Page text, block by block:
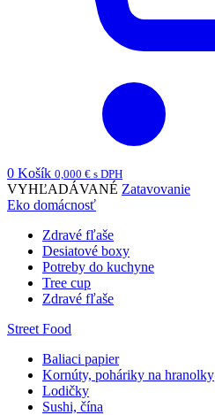
0 Košík 0,000 € s DPH
VYHĽADÁVANÉ Zatavovanie
Eko domácnosť
Zdravé fľaše
Desiatové boxy
Potreby do kuchyne
Tree cup
Zdravé fľaše
Street Food
Baliaci papier
Kornúty, poháriky na hranolky
Lodičky
Sushi, čína